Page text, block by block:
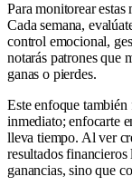
Para monitorear
Cada semana,
control emocional,
notarás patrones que
ganas o pierdes.
Este enfoque
inmediato; enfocarte
lleva tiempo. Al ver
resultados
ganancias, sino que